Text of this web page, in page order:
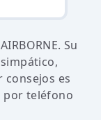
Su
consejos es
por teléfono